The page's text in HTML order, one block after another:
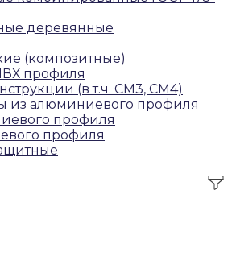
деревянные
(композитные)
профиля
(в т.ч. СМ3, СМ4)
из алюминиевого профиля
профиля
профиля